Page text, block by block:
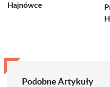
Hajnówce
Podobne Artykuły